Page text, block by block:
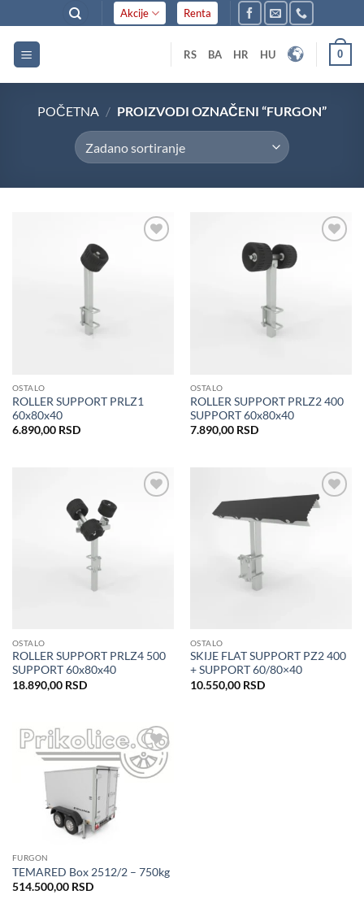
to
content
Akcije Renta
RS BA HR HU 0
POČETNA / PROIZVODI OZNAČENI “FURGON”
OSTALO
ROLLER SUPPORT PRLZ1
60x80x40
6.890,00 RSD
OSTALO
ROLLER SUPPORT PRLZ2 400
SUPPORT 60x80x40
7.890,00 RSD
OSTALO
ROLLER SUPPORT PRLZ4 500
SUPPORT 60x80x40
18.890,00 RSD
Dodaj
OSTALO
SKIJE FLAT SUPPORT PZ2 400
+ SUPPORT 60/80×40
10.550,00 RSD
Dodaj
u listu
FURGON
TEMARED Box 2512/2 – 750kg
514.500,00 RSD